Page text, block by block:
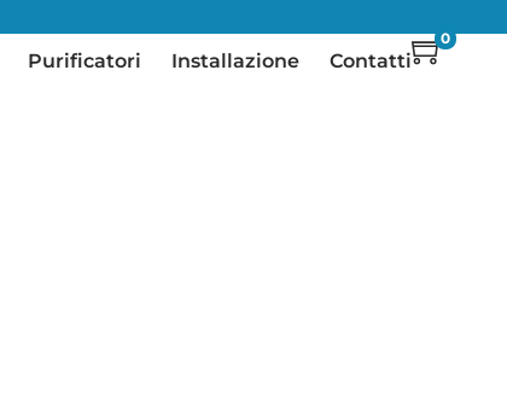
Purificatori Installazione Contatti
0